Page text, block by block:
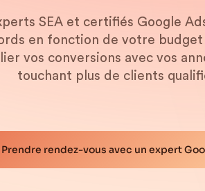
SEA et certifiés Google
en fonction de votre budget
vos conversions avec vos
touchant plus de clients
Prendre rendez-vous avec un expert